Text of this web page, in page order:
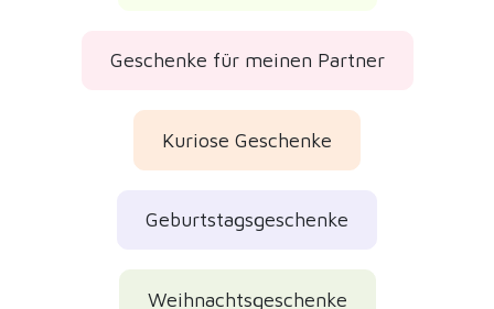
Geschenke für meinen Partner
Kuriose Geschenke
Geburtstagsgeschenke
Weihnachtsgeschenke